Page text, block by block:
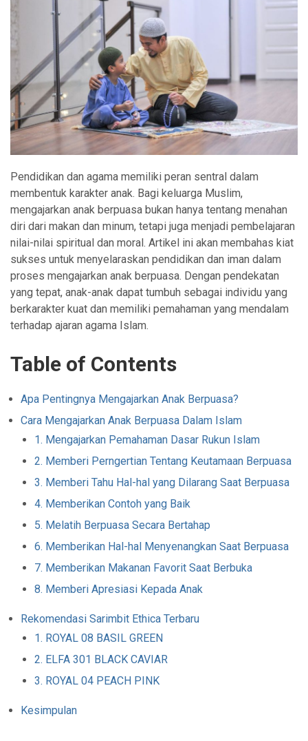
Pendidikan dan agama memiliki peran sentral dalam
membentuk karakter anak. Bagi keluarga Muslim,
mengajarkan anak berpuasa bukan hanya tentang menahan
diri dari makan dan minum, tetapi juga menjadi pembelajaran
nilai-nilai spiritual dan moral. Artikel ini akan membahas kiat
sukses untuk menyelaraskan pendidikan dan iman dalam
proses mengajarkan anak berpuasa. Dengan pendekatan
yang tepat, anak-anak dapat tumbuh sebagai individu yang
berkarakter kuat dan memiliki pemahaman yang mendalam
terhadap ajaran agama Islam.
Table of Contents
Apa Pentingnya Mengajarkan Anak Berpuasa?
Cara Mengajarkan Anak Berpuasa Dalam Islam
1. Mengajarkan Pemahaman Dasar Rukun Islam
2. Memberi Perngertian Tentang Keutamaan Berpuasa
3. Memberi Tahu Hal-hal yang Dilarang Saat Berpuasa
4. Memberikan Contoh yang Baik
5. Melatih Berpuasa Secara Bertahap
6. Memberikan Hal-hal Menyenangkan Saat Berpuasa
7. Memberikan Makanan Favorit Saat Berbuka
8. Memberi Apresiasi Kepada Anak
Rekomendasi Sarimbit Ethica Terbaru
1. ROYAL 08 BASIL GREEN
2. ELFA 301 BLACK CAVIAR
3. ROYAL 04 PEACH PINK
Kesimpulan